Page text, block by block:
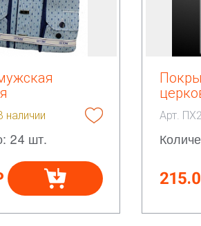
наличии
24 шт.
Арт. ПХ2